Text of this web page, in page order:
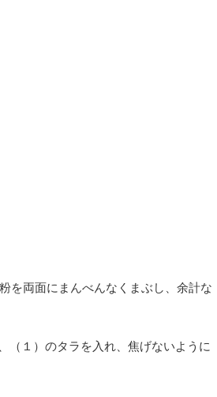
を両面にまんべんなくまぶし、余計な
（１）のタラを入れ、焦げないように